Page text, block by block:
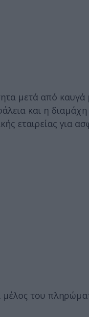
μετά από
και η
εταιρείας για
του